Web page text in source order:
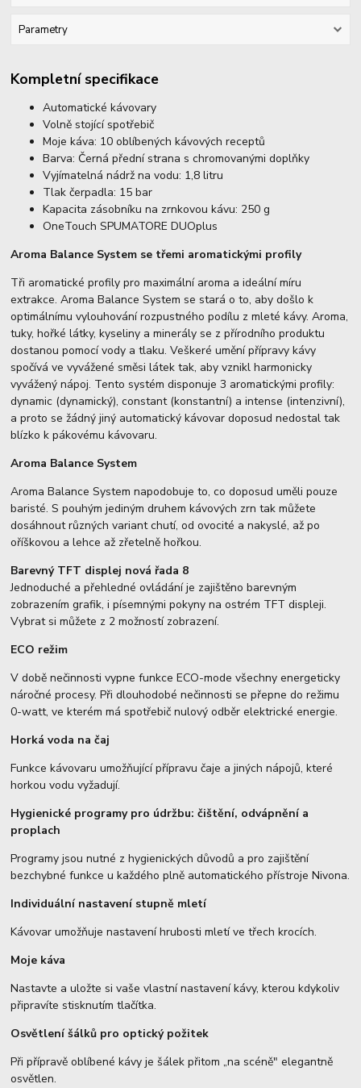
Parametry
Kompletní specifikace
Automatické kávovary
Volně stojící spotřebič
Moje káva: 10 oblíbených kávových receptů
Barva: Černá přední strana s chromovanými doplňky
Vyjímatelná nádrž na vodu: 1,8 litru
Tlak čerpadla: 15 bar
Kapacita zásobníku na zrnkovou kávu: 250 g
OneTouch SPUMATORE DUOplus
Aroma Balance System se třemi aromatickými profily
Tři aromatické profily pro maximální aroma a ideální míru
extrakce. Aroma Balance System se stará o to, aby došlo k
optimálnímu vylouhování rozpustného podílu z mleté kávy. Aroma,
tuky, hořké látky, kyseliny a minerály se z přírodního produktu
dostanou pomocí vody a tlaku. Veškeré umění přípravy kávy
spočívá ve vyvážené směsi látek tak, aby vznikl harmonicky
vyvážený nápoj. Tento systém disponuje 3 aromatickými profily:
dynamic (dynamický), constant (konstantní) a intense (intenzivní),
a proto se žádný jiný automatický kávovar doposud nedostal tak
blízko k pákovému kávovaru.
Aroma Balance System
Aroma Balance System napodobuje to, co doposud uměli pouze
baristé. S pouhým jediným druhem kávových zrn tak můžete
dosáhnout různých variant chutí, od ovocité a nakyslé, až po
oříškovou a lehce až zřetelně hořkou.
Barevný TFT displej nová řada 8
Jednoduché a přehledné ovládání je zajištěno barevným
zobrazením grafik, i písemnými pokyny na ostrém TFT displeji.
Vybrat si můžete z 2 možností zobrazení.
ECO režim
V době nečinnosti vypne funkce ECO-mode všechny energeticky
náročné procesy. Při dlouhodobé nečinnosti se přepne do režimu
0-watt, ve kterém má spotřebič nulový odběr elektrické energie.
Horká voda na čaj
Funkce kávovaru umožňující přípravu čaje a jiných nápojů, které
horkou vodu vyžadují.
Hygienické programy pro údržbu: čištění, odvápnění a
proplach
Programy jsou nutné z hygienických důvodů a pro zajištění
bezchybné funkce u každého plně automatického přístroje Nivona.
Individuální nastavení stupně mletí
Kávovar umožňuje nastavení hrubosti mletí ve třech krocích.
Moje káva
Nastavte a uložte si vaše vlastní nastavení kávy, kterou kdykoliv
připravíte stisknutím tlačítka.
Osvětlení šálků pro optický požitek
Při přípravě oblíbené kávy je šálek přitom „na scéně" elegantně
osvětlen.